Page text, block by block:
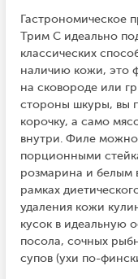
Гастрономическое
Трим С идеально
классических
наличию кожи, это
на сковороде или
стороны шкуры, вы
корочку, а само
внутри. Филе можно
порционными
розмарина и белым
рамках
удаления кожи
кусок в идеальную
посола, сочных
супов (ухи по-